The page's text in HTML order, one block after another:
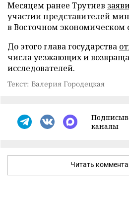
Месяцем ранее Трутнев
участии представителей
в Восточном экономическом
До этого глава государства
числа уезжающих и
исследователей.
Текст: Валерия Городецкая
каналы
Читать